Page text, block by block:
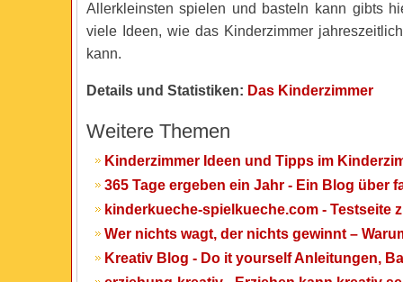
Allerkleinsten spielen und basteln kann gibts
viele Ideen, wie das Kinderzimmer
kann.
Details und Statistiken: Das Kinderzimmer
Weitere Themen
Kinderzimmer Ideen und Tipps im
365 Tage ergeben ein Jahr - Ein Blog über
kinderkueche-spielkueche.com - Testseite
Wer nichts wagt, der nichts gewinnt –
Kreativ Blog - Do it yourself Anleitungen,